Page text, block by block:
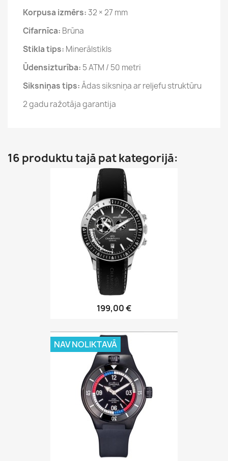
Korpusa izmērs:32 × 27 mm
Cifarnīca: Brūna
Stikla tips: Minerālstikls
Ūdensizturība: 5 ATM / 50 metri
Siksniņas tips:Ādas siksniņa ar reljefu struktūru
2 gadu ražotāja garantija
16 produktu tajā pat kategorijā:
199,00 €
NAV NOLIKTAVĀ